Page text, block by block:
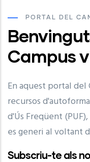
PORTAL DEL
Campus
En aquest portal
recursos
d'Ús Freqüent
es generi al voltant
Subscriu-te als